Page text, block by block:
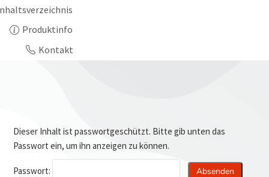
Produktinfo
Kontakt
Dieser Inhalt ist passwortgeschützt. Bitte gib unten das
Passwort ein, um ihn anzeigen zu können.
Passwort: